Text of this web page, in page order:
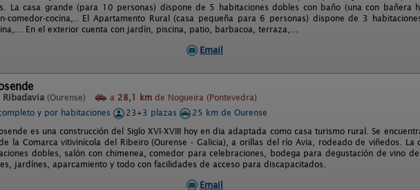
La casa grande (para 10 personas) dispone de 5 habitaciones dobles con baño (una con bañera
comedor-cocina,.. El Apartamento Rural (casa pequeña para 6 personas) dispone de 3
En el exterior cuenta con jardín, piscina, patio, barbacoa, terraza,...
Email
Ribadavia (Ourense) a 28,1 km de Nogueira (Pontevedra)
y por habitaciones
23+3 plazas
25 km de Ourense
es una construcción del Siglo XVI-XVIII hoy en dia adaptada como casa turismo rural. Se
la Comarca vitivinícola del Ribeiro (Ourense - Galicia), a orillas del río Avia, rodeado de viñedos. La
dobles, salón con chimenea, comedor para celebraciones, bodega para degustación de vino de
jardínes, aparcamiento y todo con facilidades de acceso para discapacitados.
Email